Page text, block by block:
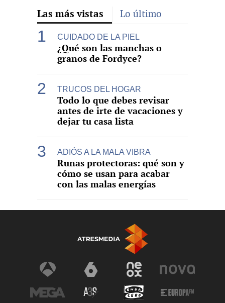
Las más vistas Lo último
CUIDADO DE LA PIEL
¿Qué son las manchas o
granos de Fordyce?
TRUCOS DEL HOGAR
Todo lo que debes revisar
antes de irte de vacaciones y
dejar tu casa lista
ADIÓS A LA MALA VIBRA
Runas protectoras: qué son y
cómo se usan para acabar
con las malas energías